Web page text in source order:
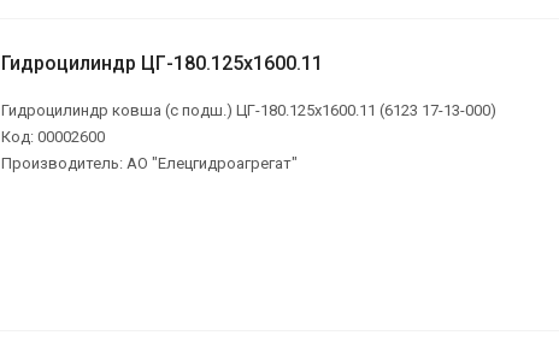
Гидроцилиндр ЦГ-180.125х1600.11
Гидроцилиндр ковша (с подш.) ЦГ-180.125х1600.11 (6123 17-13-000)
Код: 00002600
Производитель: АО "Елецгидроагрегат"